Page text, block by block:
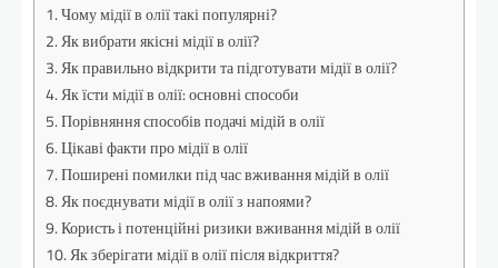
Чому мідії в олії такі популярні?
Як вибрати якісні мідії в олії?
Як правильно відкрити та підготувати мідії в олії?
Як їсти мідії в олії: основні способи
Порівняння способів подачі мідій в олії
Цікаві факти про мідії в олії
Поширені помилки під час вживання мідій в олії
Як поєднувати мідії в олії з напоями?
Користь і потенційні ризики вживання мідій в олії
Як зберігати мідії в олії після відкриття?